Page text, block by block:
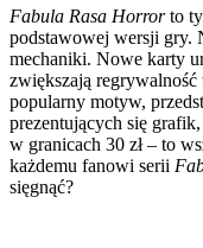
Fabula Rasa Horrorto
podstawowej wersji gry.
mechaniki. Nowe karty
zwiększają regrywalność
popularny motyw,
prezentujących się
w granicach 30 zł – to
każdemu fanowi serii
sięgnąć?